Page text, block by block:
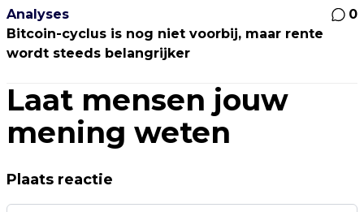
Analyses
0
Bitcoin-cyclus is nog niet voorbij, maar rente
wordt steeds belangrijker
Laat mensen jouw
mening weten
Plaats reactie